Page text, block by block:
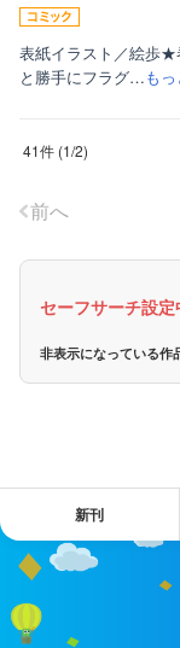
表紙イラスト／絵歩★
と勝手にフラグ…も
41件 (1/2)
前へ
セーフサーチ設定
非表示になっている作
新刊